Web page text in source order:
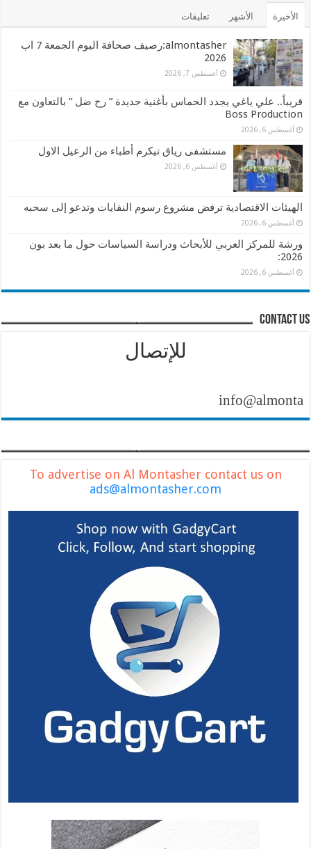
الأخيرة الأشهر تعليقات
almontasher:رصيف صحافة اليوم الجمعة 7 اب
2026
أغسطس 7, 2026
قريباً.. علي ياغي يجدد الحماس بأغنية جديدة ” رح ضل ” بالتعاون مع
Boss Production
أغسطس 6, 2026
مستشفى رياق تيكرم أطباء من الرعيل الاول
أغسطس 6, 2026
الهيئات الاقتصادية ترفض مشروع رسوم النفايات وتدعو إلى سحبه
أغسطس 6, 2026
ورشة للمركز العربي للأبحاث ودراسة السياسات حول ما بعد بون
2026:
أغسطس 6, 2026
contact us
للإتصال
To advertise on Al Montasher contact us on
ads@almontasher.com